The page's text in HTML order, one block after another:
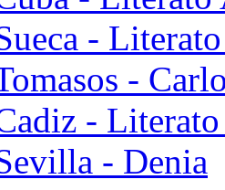
-
-
-
- Denia